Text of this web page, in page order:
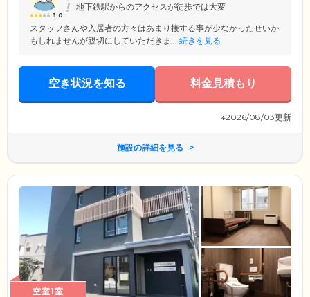
3.0
地下鉄駅からのアクセスが徒歩では大変
スタッフさんや入居者の方々はあまり接する事が少なかったせいか
もしれませんが親切にしていただきま... 続きを見る
空き状況を知る 料金見積もり
※2026/08/03更新
施設の詳細を見る
空室1室